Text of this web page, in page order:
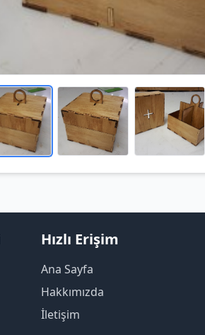
Hızlı Erişim
Ana Sayfa
Hakkımızda
İletişim